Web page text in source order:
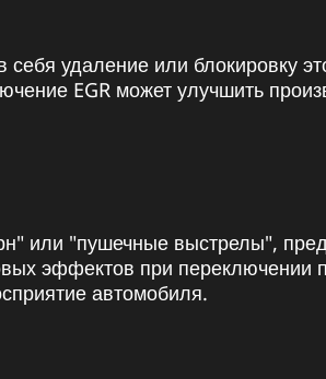
удаление или блокировку
EGR может улучшить
или "пушечные выстрелы",
эффектов при
автомобиля.